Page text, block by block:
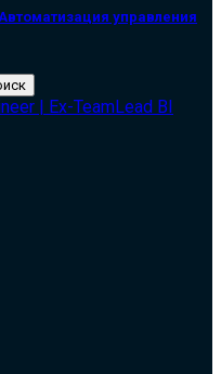
управления